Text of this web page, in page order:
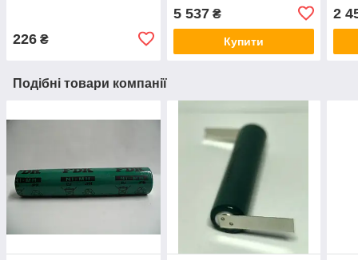
226 ₴
5 537₴
Купити
2
Подібні товари компанії